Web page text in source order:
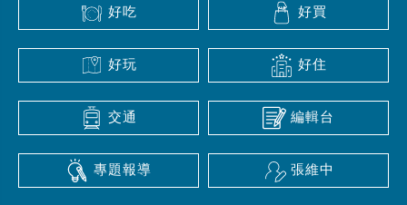
好吃 好買
好玩 好住
交通 編輯台
專題報導 張維中